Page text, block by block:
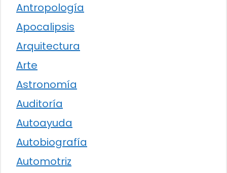
Antropología
Apocalipsis
Arquitectura
Arte
Astronomía
Auditoría
Autoayuda
Autobiografía
Automotriz